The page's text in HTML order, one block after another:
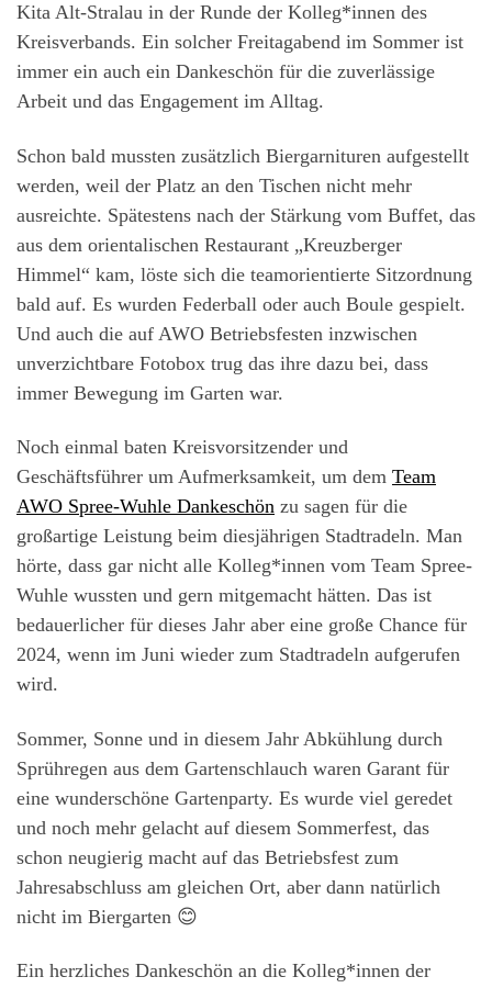
Kita Alt-Stralau in der Runde der Kolleg*innen des
Kreisverbands. Ein solcher Freitagabend im Sommer ist
immer ein auch ein Dankeschön für die zuverlässige
Arbeit und das Engagement im Alltag.
Schon bald mussten zusätzlich Biergarnituren aufgestellt
werden, weil der Platz an den Tischen nicht mehr
ausreichte. Spätestens nach der Stärkung vom Buffet, das
aus dem orientalischen Restaurant „Kreuzberger
Himmel“ kam, löste sich die teamorientierte Sitzordnung
bald auf. Es wurden Federball oder auch Boule gespielt.
Und auch die auf AWO Betriebsfesten inzwischen
unverzichtbare Fotobox trug das ihre dazu bei, dass
immer Bewegung im Garten war.
Noch einmal baten Kreisvorsitzender und
Geschäftsführer um Aufmerksamkeit, um dem Team
AWO Spree-Wuhle Dankeschön zu sagen für die
großartige Leistung beim diesjährigen Stadtradeln. Man
hörte, dass gar nicht alle Kolleg*innen vom Team Spree-
Wuhle wussten und gern mitgemacht hätten. Das ist
bedauerlicher für dieses Jahr aber eine große Chance für
2024, wenn im Juni wieder zum Stadtradeln aufgerufen
wird.
Sommer, Sonne und in diesem Jahr Abkühlung durch
Sprühregen aus dem Gartenschlauch waren Garant für
eine wunderschöne Gartenparty. Es wurde viel geredet
und noch mehr gelacht auf diesem Sommerfest, das
schon neugierig macht auf das Betriebsfest zum
Jahresabschluss am gleichen Ort, aber dann natürlich
nicht im Biergarten 😊
Ein herzliches Dankeschön an die Kolleg*innen der